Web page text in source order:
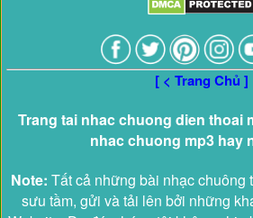
[ < Trang Chủ ]
Trang tai nhac chuong dien thoai
nhac chuong mp3 hay
Note: Tất cả những bài nhạc chuông
sưu tầm, gửi và tải lên bởi những